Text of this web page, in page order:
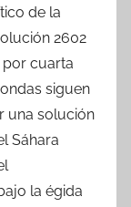
de la
2602
cuarta
siguen
una solución
Sáhara
la égida